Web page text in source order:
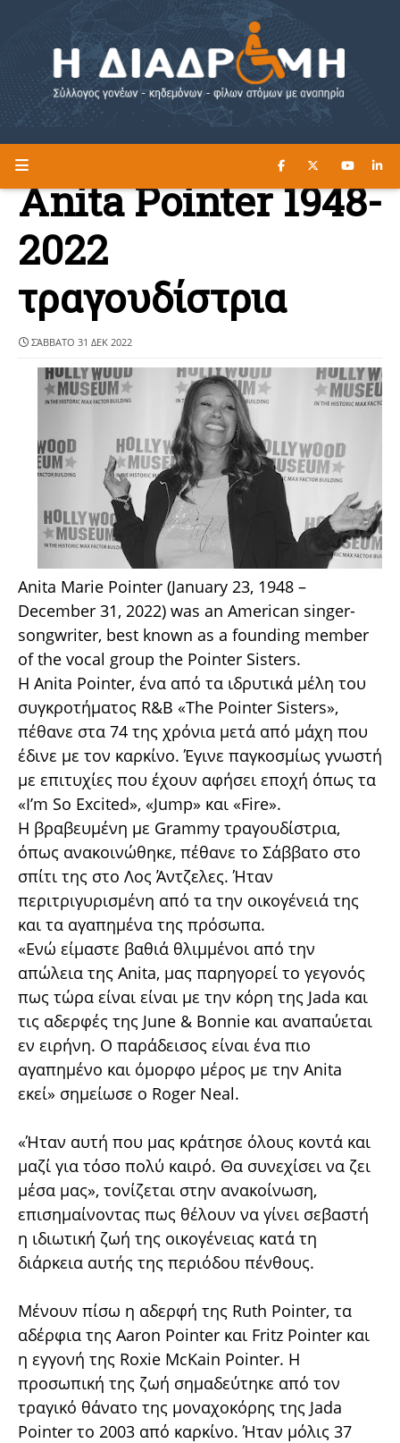
Η ΔΙΑΔΡΟΜΗ ΔΙΑΒΑΣΤΕ ΕΔΩ ►
Anita Pointer 1948-
2022
τραγουδίστρια
ΣΆΒΒΑΤΟ 31 ΔΕΚ 2022
Anita Marie Pointer (January 23, 1948 –
December 31, 2022) was an American singer-
songwriter, best known as a founding member
of the vocal group the Pointer Sisters.
Η Anita Pointer, ένα από τα ιδρυτικά μέλη του
συγκροτήματος R&B «The Pointer Sisters»,
πέθανε στα 74 της χρόνια μετά από μάχη που
έδινε με τον καρκίνο. Έγινε παγκοσμίως γνωστή
με επιτυχίες που έχουν αφήσει εποχή όπως τα
«I’m So Excited», «Jump» και «Fire».
Η βραβευμένη με Grammy τραγουδίστρια,
όπως ανακοινώθηκε, πέθανε το Σάββατο στο
σπίτι της στο Λος Άντζελες. Ήταν
περιτριγυρισμένη από τα την οικογένειά της
και τα αγαπημένα της πρόσωπα.
«Ενώ είμαστε βαθιά θλιμμένοι από την
απώλεια της Anita, μας παρηγορεί το γεγονός
πως τώρα είναι είναι με την κόρη της Jada και
τις αδερφές της June & Bonnie και αναπαύεται
εν ειρήνη. Ο παράδεισος είναι ένα πιο
αγαπημένο και όμορφο μέρος με την Anita
εκεί» σημείωσε ο Roger Neal.
«Ήταν αυτή που μας κράτησε όλους κοντά και
μαζί για τόσο πολύ καιρό. Θα συνεχίσει να ζει
μέσα μας», τονίζεται στην ανακοίνωση,
επισημαίνοντας πως θέλουν να γίνει σεβαστή
η ιδιωτική ζωή της οικογένειας κατά τη
διάρκεια αυτής της περιόδου πένθους.
Μένουν πίσω η αδερφή της Ruth Pointer, τα
αδέρφια της Aaron Pointer και Fritz Pointer και
η εγγονή της Roxie McKain Pointer. Η
προσωπική της ζωή σημαδεύτηκε από τον
τραγικό θάνατο της μοναχοκόρης της Jada
Pointer το 2003 από καρκίνο. Ήταν μόλις 37